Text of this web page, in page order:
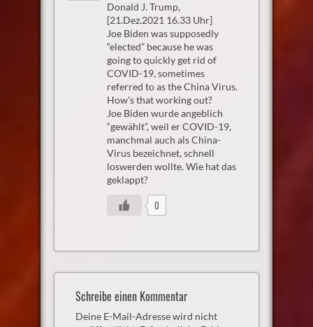
Donald J. Trump,
[21.Dez.2021 16.33 Uhr]
Joe Biden was supposedly
“elected” because he was
going to quickly get rid of
COVID-19, sometimes
referred to as the China Virus.
How’s that working out?
Joe Biden wurde angeblich
“gewählt”, weil er COVID-19,
manchmal auch als China-
Virus bezeichnet, schnell
loswerden wollte. Wie hat das
geklappt?
0
Schreibe einen Kommentar
Deine E-Mail-Adresse wird nicht